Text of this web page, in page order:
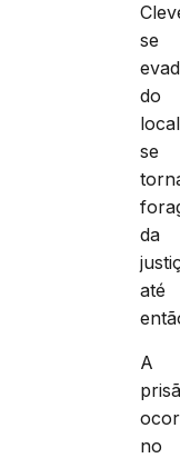
se
do
se
da
até
A
no